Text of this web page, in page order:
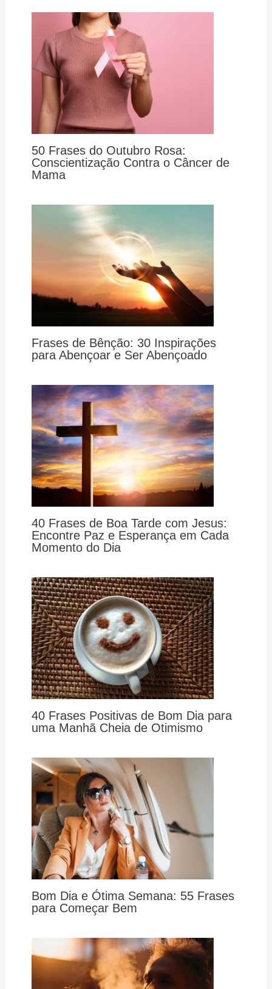
50 Frases do Outubro Rosa:
Conscientização Contra o Câncer de
Mama
Frases de Bênção: 30 Inspirações
para Abençoar e Ser Abençoado
40 Frases de Boa Tarde com Jesus:
Encontre Paz e Esperança em Cada
Momento do Dia
40 Frases Positivas de Bom Dia para
uma Manhã Cheia de Otimismo
Bom Dia e Ótima Semana: 55 Frases
para Começar Bem